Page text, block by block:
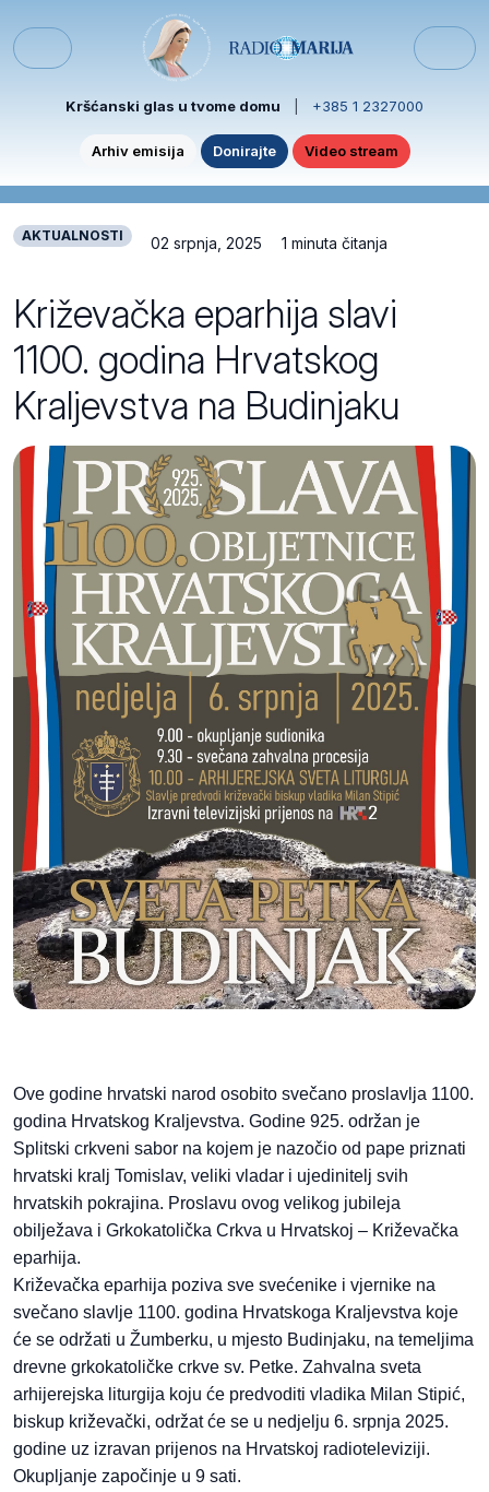
Menu
Kršćanski glas u tvome domu +385 1 2327000
Arhiv emisija Donirajte Video stream
AKTUALNOSTI 02 srpnja, 2025 1 minuta čitanja
Križevačka eparhija slavi
1100. godina Hrvatskog
Kraljevstva na Budinjaku
Ove godine hrvatski narod osobito svečano proslavlja 1100.
godina Hrvatskog Kraljevstva. Godine 925. održan je
Splitski crkveni sabor na kojem je nazočio od pape priznati
hrvatski kralj Tomislav, veliki vladar i ujedinitelj svih
hrvatskih pokrajina. Proslavu ovog velikog jubileja
obilježava i Grkokatolička Crkva u Hrvatskoj – Križevačka
eparhija.
Križevačka eparhija poziva sve svećenike i vjernike na
svečano slavlje 1100. godina Hrvatskoga Kraljevstva koje
će se održati u Žumberku, u mjesto Budinjaku, na temeljima
drevne grkokatoličke crkve sv. Petke. Zahvalna sveta
arhijerejska liturgija koju će predvoditi vladika Milan Stipić,
biskup križevački, održat će se u nedjelju 6. srpnja 2025.
godine uz izravan prijenos na Hrvatskoj radioteleviziji.
Okupljanje započinje u 9 sati.